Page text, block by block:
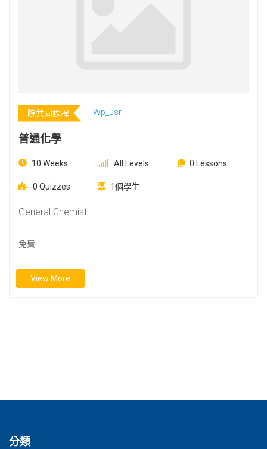
院共同課程 Wp_usr
普通化學
10 Weeks All Levels 0 Lessons
0 Quizzes 1個學生
General Chemist…
免費
View More
分類